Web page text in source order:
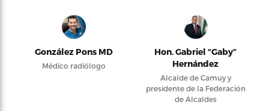
González Pons MD
Médico radiólogo
Hon. Gabriel “Gaby”
Hernández
Alcalde de Camuy y
presidente de la Federación
de Alcaldes